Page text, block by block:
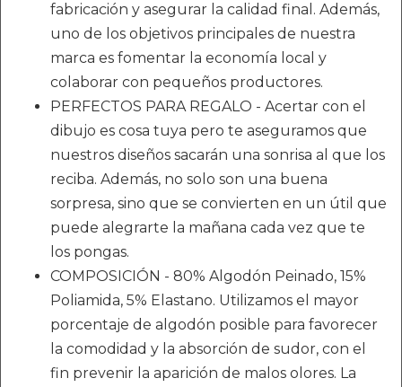
fabricación y asegurar la calidad final. Además,
uno de los objetivos principales de nuestra
marca es fomentar la economía local y
colaborar con pequeños productores.
PERFECTOS PARA REGALO - Acertar con el
dibujo es cosa tuya pero te aseguramos que
nuestros diseños sacarán una sonrisa al que los
reciba. Además, no solo son una buena
sorpresa, sino que se convierten en un útil que
puede alegrarte la mañana cada vez que te
los pongas.
COMPOSICIÓN - 80% Algodón Peinado, 15%
Poliamida, 5% Elastano. Utilizamos el mayor
porcentaje de algodón posible para favorecer
la comodidad y la absorción de sudor, con el
fin prevenir la aparición de malos olores. La